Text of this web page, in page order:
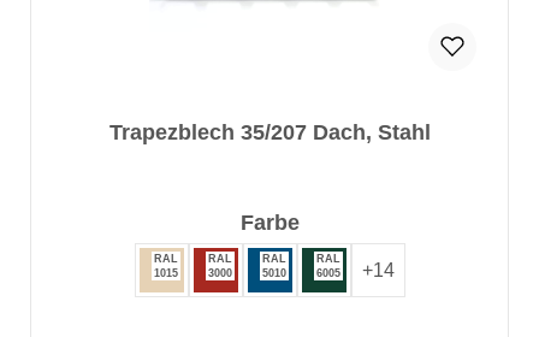
Trapezblech 35/207 Dach, Stahl
Farbeauswählen
RAL
1015
RAL
3000
RAL
5010
RAL
6005
+14